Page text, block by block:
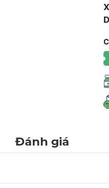
Đánh giá